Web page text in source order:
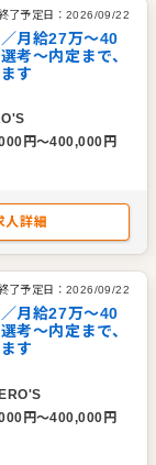
、未経験からで
、スピーディー
早く、現場の中
くりに挑戦でき
考案した料理が
」に認定され、
推進中。調理の
に貢献できるや
、自分の成長と
了予定日： 2026/09/22
月給27万～40
考～内定まで、
す
円〜400,000 円
人詳細
了予定日： 2026/09/22
月給27万～40
考～内定まで、
す
円〜400,000 円